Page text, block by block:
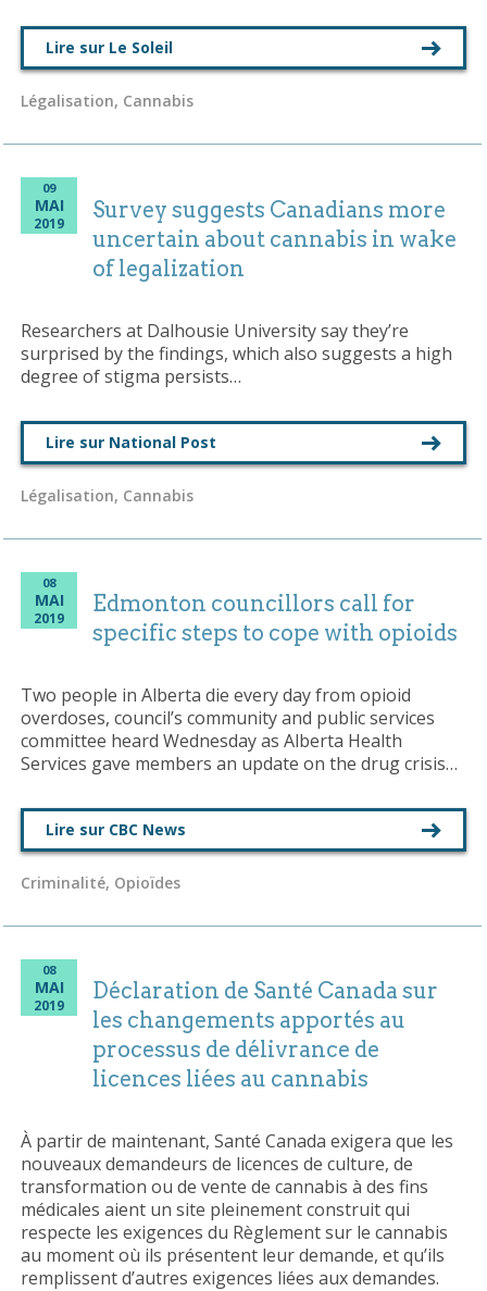
Lire sur Le Soleil
Légalisation, Cannabis
09
MAI
2019
Survey suggests Canadians more
uncertain about cannabis in wake
of legalization
Researchers at Dalhousie University say they’re
surprised by the findings, which also suggests a high
degree of stigma persists…
Lire sur National Post
Légalisation, Cannabis
08
MAI
2019
Edmonton councillors call for
specific steps to cope with opioids
Two people in Alberta die every day from opioid
overdoses, council’s community and public services
committee heard Wednesday as Alberta Health
Services gave members an update on the drug crisis…
Lire sur CBC News
Criminalité, Opioïdes
08
MAI
2019
Déclaration de Santé Canada sur
les changements apportés au
processus de délivrance de
licences liées au cannabis
À partir de maintenant, Santé Canada exigera que les
nouveaux demandeurs de licences de culture, de
transformation ou de vente de cannabis à des fins
médicales aient un site pleinement construit qui
respecte les exigences du Règlement sur le cannabis
au moment où ils présentent leur demande, et qu’ils
remplissent d’autres exigences liées aux demandes.